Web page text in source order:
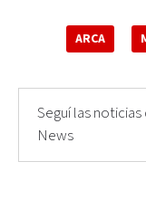
ARCA
Seguí las
News